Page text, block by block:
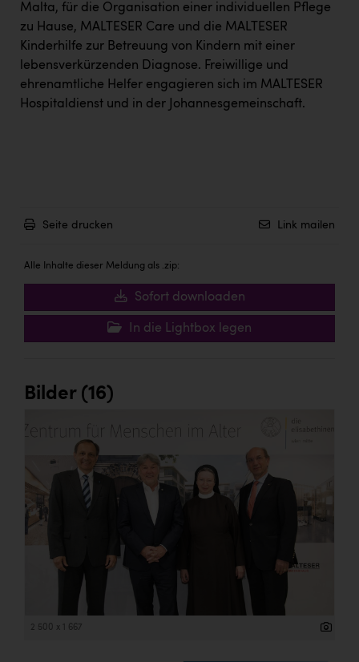
Malta, für die Organisation einer individuellen Pflege
zu Hause, MALTESER Care und die MALTESER
Kinderhilfe zur Betreuung von Kindern mit einer
lebensverkürzenden Diagnose. Freiwillige und
ehrenamtliche Helfer engagieren sich im MALTESER
Hospitaldienst und in der Johannesgemeinschaft.
Seite drucken Link mailen
Alle Inhalte dieser Meldung als .zip:
Sofort downloaden
In die Lightbox legen
Bilder (16)
2 500 x 1 667